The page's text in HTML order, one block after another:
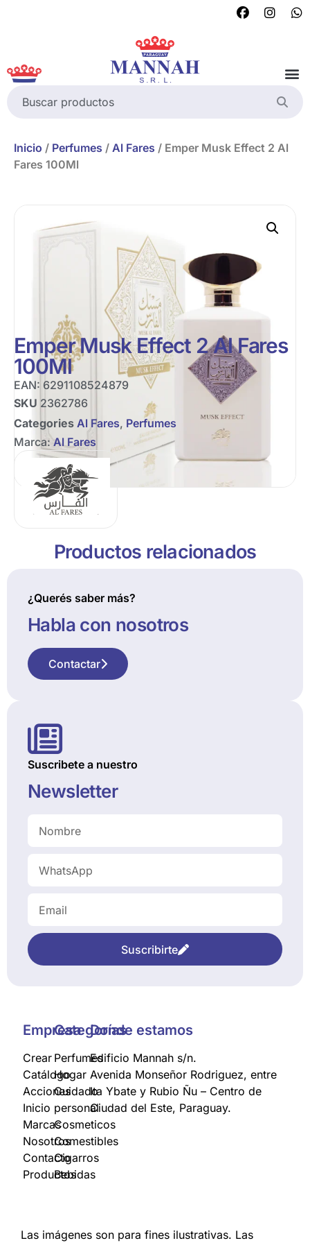
Inicio / Perfumes / Al Fares / Emper Musk Effect 2 Al
Fares 100Ml
Emper Musk Effect 2 Al Fares
100Ml
EAN: 6291108524879
SKU 2362786
Categories Al Fares, Perfumes
Marca:Al Fares
Productos relacionados
¿Querés saber más?
Habla con nosotros
Contactar
Suscribete a nuestro
Newsletter
Suscribirte
Empresa
Crear
Catálogo
Acciones
Inicio
Marcas
Nosotros
Contacto
Productos
Categorías
Perfumes
Hogar
Cuidado
personal
Cosmeticos
Comestibles
Cigarros
Bebidas
Donde estamos
Edificio Mannah s/n.
Avenida Monseñor Rodriguez, entre
Ita Ybate y Rubio Ñu – Centro de
Ciudad del Este, Paraguay.
Las imágenes son para fines ilustrativas. Las